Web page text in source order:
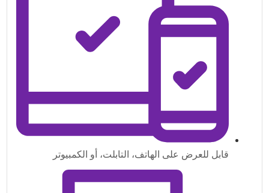
قابل للعرض على الهاتف، التابلت، أو الكمبيوتر